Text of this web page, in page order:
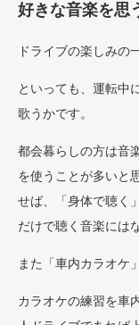
好きな音楽を思
ドライブの楽しみの
といっても、運転中
歌うかです。
都会暮らしの方は音
を使うことが多いと
せば、「身体で聴く
だけで聴く音楽には
また「車内カラオケ
カラオケの練習を車